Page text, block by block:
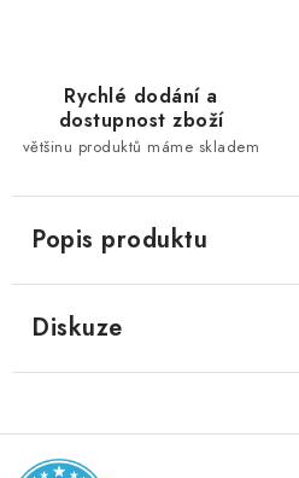
Rychlé dodání a
dostupnost zboží
většinu produktů máme skladem
Popis produktu
Diskuze